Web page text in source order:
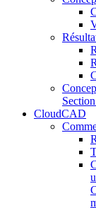
CloudCAD